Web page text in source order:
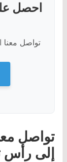
احصل
تواصل معنا
تواصل
إلى رأس